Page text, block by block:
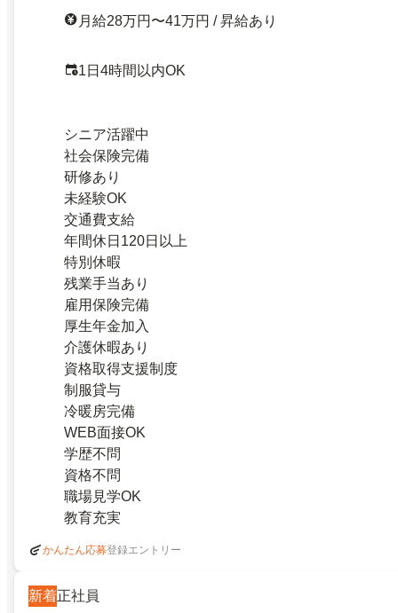
月給28万円〜41万円 / 昇給あり
1日4時間以内OK
シニア活躍中
社会保険完備
研修あり
未経験OK
交通費支給
年間休日120日以上
特別休暇
残業手当あり
雇用保険完備
厚生年金加入
介護休暇あり
資格取得支援制度
制服貸与
冷暖房完備
WEB面接OK
学歴不問
資格不問
職場見学OK
教育充実
かんたん応募登録エントリー
新着正社員